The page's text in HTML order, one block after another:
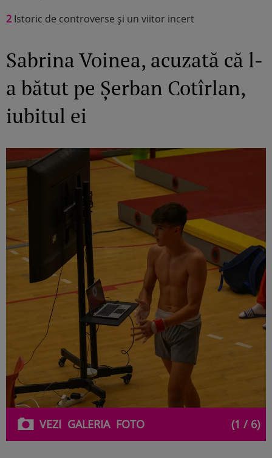
2 Istoric de controverse și un viitor incert
Sabrina Voinea, acuzată că l-
a bătut pe Șerban Cotîrlan,
iubitul ei
VEZI GALERIAFOTO (1 / 6)